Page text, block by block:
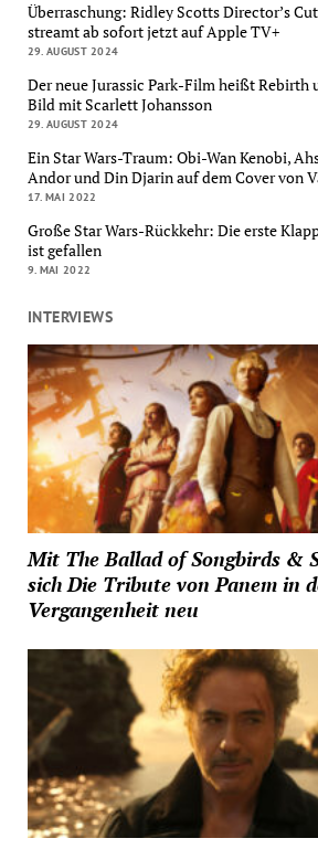
Überraschung: Ridley Scotts Director’s
streamt ab sofort jetzt auf Apple TV+
29. AUGUST 2024
Der neue Jurassic Park-Film heißt Rebirth
Bild mit Scarlett Johansson
29. AUGUST 2024
Ein Star Wars-Traum: Obi-Wan Kenobi,
Andor und Din Djarin auf dem Cover von
17. MAI 2022
Große Star Wars-Rückkehr: Die erste
ist gefallen
9. MAI 2022
INTERVIEWS
Mit The Ballad of Songbirds &
sich Die Tribute von Panem in
Vergangenheit neu